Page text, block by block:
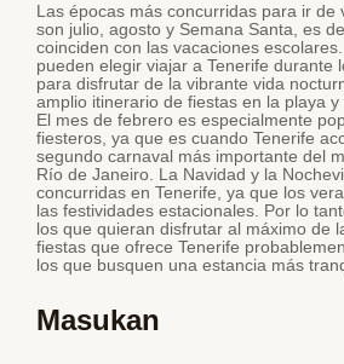
Las épocas más concurridas para ir de
son julio, agosto y Semana Santa, es
coinciden con las vacaciones
pueden elegir viajar a Tenerife durante
para disfrutar de la vibrante vida
amplio itinerario de fiestas en la playa y
El mes de febrero es especialmente
fiesteros, ya que es cuando Tenerife
segundo carnaval más importante del
Río de Janeiro. La Navidad y la
concurridas en Tenerife, ya que los
las festividades estacionales. Por lo
los que quieran disfrutar al máximo de
fiestas que ofrece Tenerife
los que busquen una estancia más
Masukan